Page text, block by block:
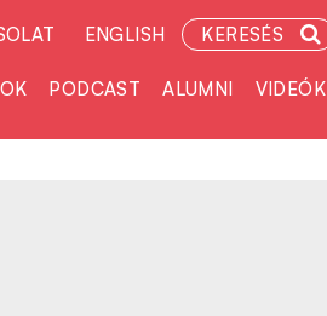
ENGLISH KERESÉS
PODCAST ALUMNI VIDEÓK